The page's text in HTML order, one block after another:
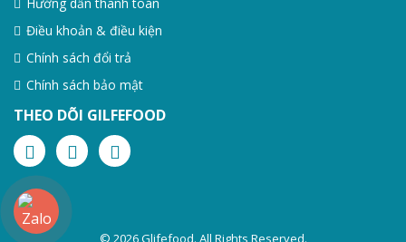
Điều khoản & điều kiện
Chính sách đổi trả
Chính sách bảo mật
THEO DÕI GILFEFOOD
© 2026 Glifefood. All Rights Reserved.